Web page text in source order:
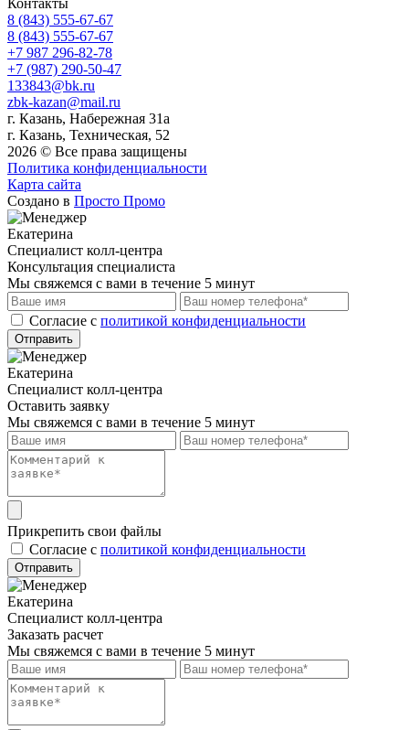
8 (843) 555-67-67
8 (843) 555-67-67
+7 987 296-82-78
+7 (987) 290-50-47
133843@bk.ru
zbk-kazan@mail.ru
г. Казань, Набережная 31а
г. Казань, Техническая, 52
2026 © Все права защищены
Политика конфиденциальности
Карта сайта
Создано в Просто Промо
Екатерина
Специалист колл-центра
Консультация специалиста
Мы свяжемся с вами в течение 5 минут
Cогласие с политикой конфиденциальности
Отправить
Екатерина
Специалист колл-центра
Оставить заявку
Мы свяжемся с вами в течение 5 минут
Прикрепить свои файлы
Cогласие с политикой конфиденциальности
Отправить
Екатерина
Специалист колл-центра
Заказать расчет
Мы свяжемся с вами в течение 5 минут